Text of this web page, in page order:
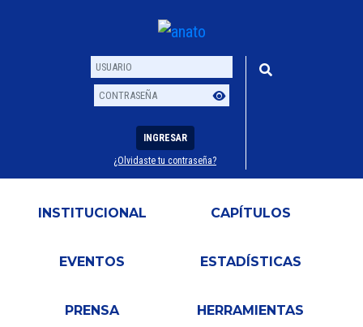
Usuario
Contraseña
INGRESAR
¿Olvidaste tu contraseña?
INSTITUCIONAL CAPÍTULOS
EVENTOS ESTADÍSTICAS
PRENSA HERRAMIENTAS